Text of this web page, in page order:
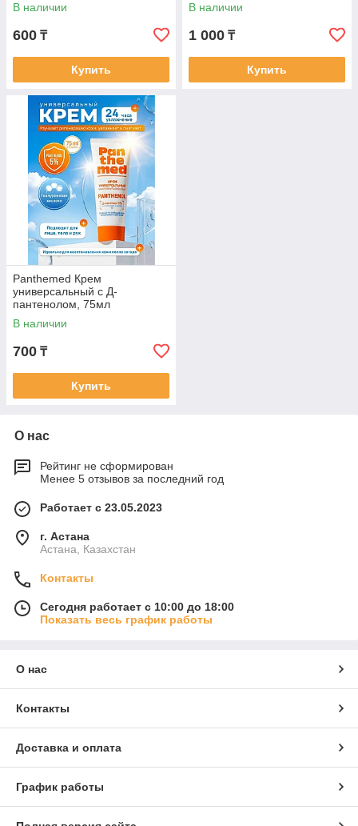
В наличии
600 ₸
Купить
В наличии
1 000 ₸
Купить
Panthemed Крем
универсальный с Д-
пантенолом, 75мл
В наличии
700 ₸
Купить
О нас
Рейтинг не сформирован
Менее 5 отзывов за последний год
Работает с 23.05.2023
г. Астана
Астана, Казахстан
Контакты
Сегодня работает с 10:00 до 18:00
Показать весь график работы
О нас
Контакты
Доставка и оплата
График работы